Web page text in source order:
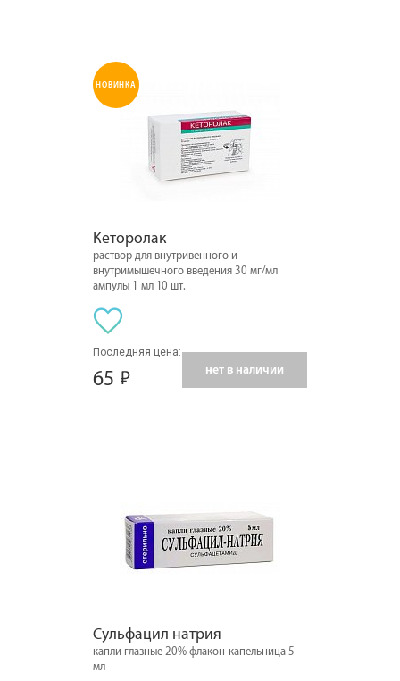
НОВИНКА
Кеторолак
раствор для внутривенного и
внутримышечного введения 30 мг/мл
ампулы 1 мл 10 шт.
Последняя цена:
65 нет в наличии
Сульфацил натрия
капли глазные 20% флакон-капельница 5
мл